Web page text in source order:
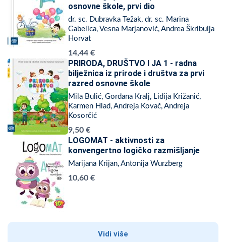
osnovne škole, prvi dio
dr. sc. Dubravka Težak, dr. sc. Marina
Gabelica, Vesna Marjanović, Andrea Škribulja
Horvat
14,44 €
PRIRODA, DRUŠTVO I JA 1 - radna
bilježnica iz prirode i društva za prvi
razred osnovne škole
Mila Bulić, Gordana Kralj, Lidija Križanić,
Karmen Hlad, Andreja Kovač, Andreja
Kosorčić
9,50 €
LOGOMAT - aktivnosti za
konvengertno logičko razmišljanje
Marijana Krijan, Antonija Wurzberg
10,60 €
Vidi više